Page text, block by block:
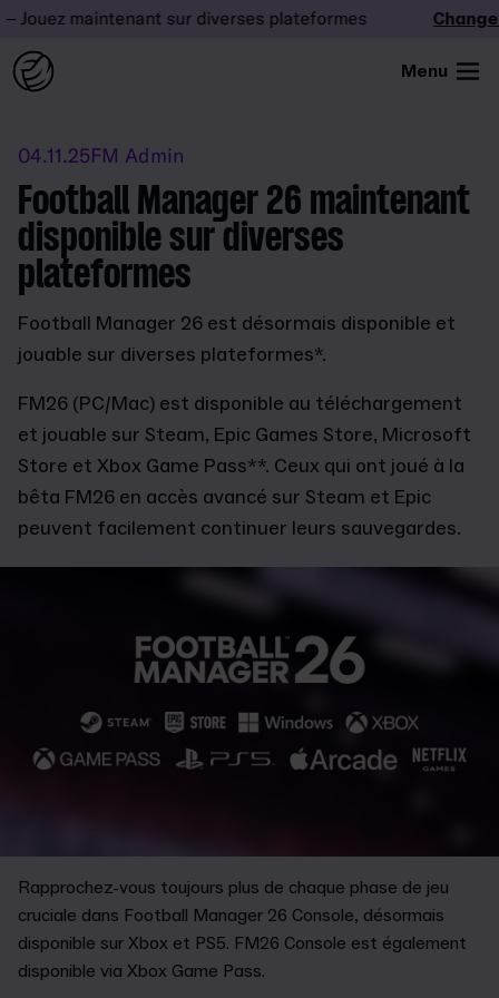
maintenant sur diverses plateformes Changez
Menu
04.11.25FM Admin
Football Manager 26 maintenant
disponible sur diverses
plateformes
Football Manager 26 est désormais disponible et
jouable sur diverses plateformes*.
FM26 (PC/Mac) est disponible au téléchargement
et jouable sur Steam, Epic Games Store, Microsoft
Store et Xbox Game Pass**. Ceux qui ont joué à la
bêta FM26 en accès avancé sur Steam et Epic
peuvent facilement continuer leurs sauvegardes.
Rapprochez-vous toujours plus de chaque phase de jeu
cruciale dans Football Manager 26 Console, désormais
disponible sur Xbox et PS5. FM26 Console est également
disponible via Xbox Game Pass.